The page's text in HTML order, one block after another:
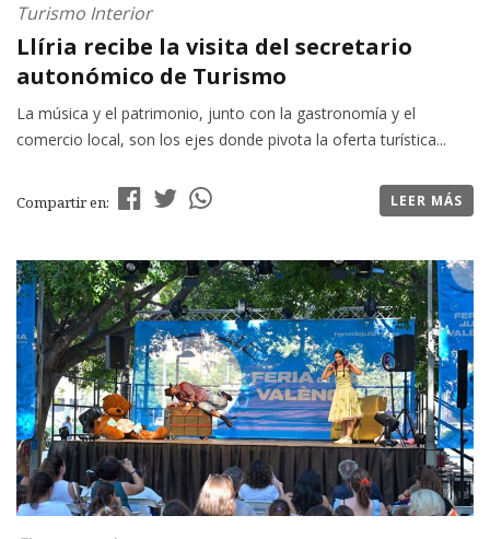
Turismo Interior
Llíria recibe la visita del secretario
autonómico de Turismo
La música y el patrimonio, junto con la gastronomía y el
comercio local, son los ejes donde pivota la oferta turística...
Compartir en: LEER MÁS